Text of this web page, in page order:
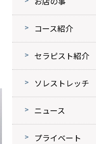
コース紹介
セラピスト紹介
ソレストレッチ
ニュース
プライベート